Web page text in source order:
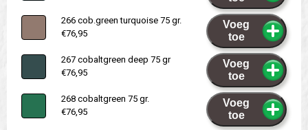
266 cob.green turquoise 75 gr.
€76,95
Voeg
toe
267 cobaltgreen deep 75 gr
€76,95
Voeg
toe
268 cobaltgreen 75 gr.
€76,95
Voeg
toe